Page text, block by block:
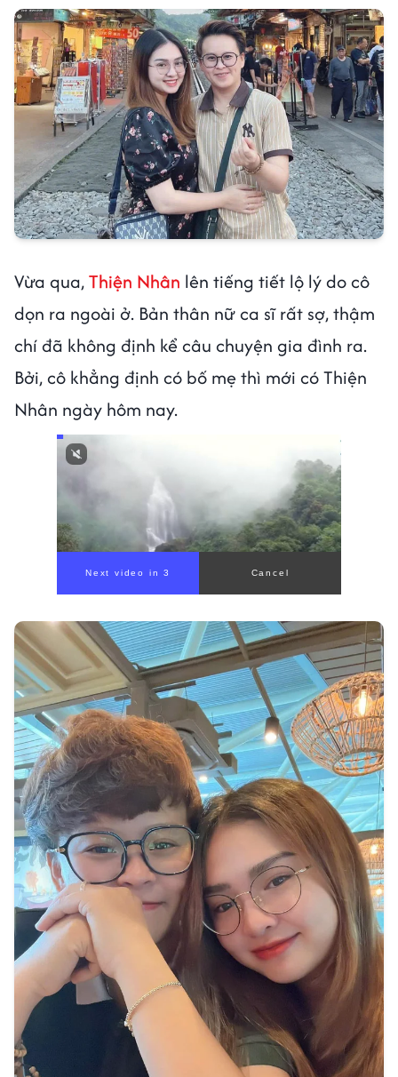
Vừa qua,Thiện Nhân lên tiếng tiết lộ lý do cô
dọn ra ngoài ở. Bản thân nữ ca sĩ rất sợ, thậm
chí đã không định kể câu chuyện gia đình ra.
Bởi, cô khẳng định có bố mẹ thì mới có Thiện
Nhân ngày hôm nay.
Next video in 1 Cancel